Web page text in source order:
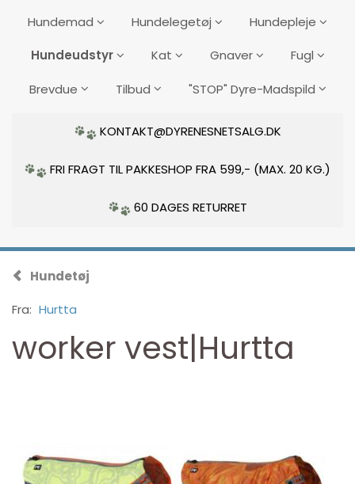
Hundemad Hundelegetøj Hundepleje
Hundeudstyr Kat Gnaver Fugl
Brevdue Tilbud "STOP" Dyre-Madspild
KONTAKT@DYRENESNETSALG.DK
FRI FRAGT TIL PAKKESHOP FRA 599,- (MAX. 20 KG.)
60 DAGES RETURRET
Hundetøj
Fra: Hurtta
worker vest|Hurtta